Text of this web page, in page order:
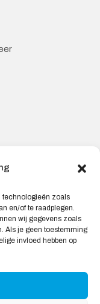
technologieën zoals
en/of te raadplegen.
wij gegevens zoals
Als je geen toestemming
invloed hebben op